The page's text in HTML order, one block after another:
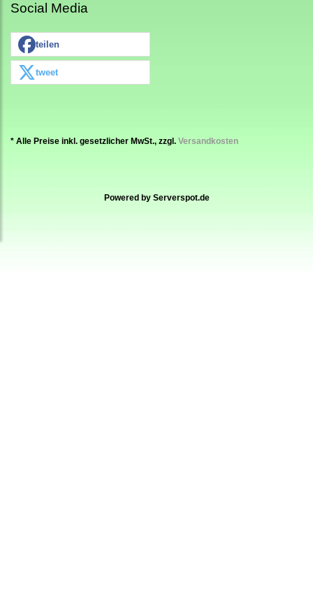
Social Media
teilen
tweet
* Alle Preise inkl. gesetzlicher MwSt., zzgl. Versandkosten
Powered by Serverspot.de